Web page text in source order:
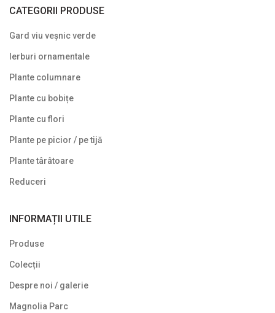
CATEGORII PRODUSE
Gard viu veșnic verde
Ierburi ornamentale
Plante columnare
Plante cu bobițe
Plante cu flori
Plante pe picior / pe tijă
Plante târâtoare
Reduceri
INFORMAȚII UTILE
Produse
Colecții
Despre noi / galerie
Magnolia Parc